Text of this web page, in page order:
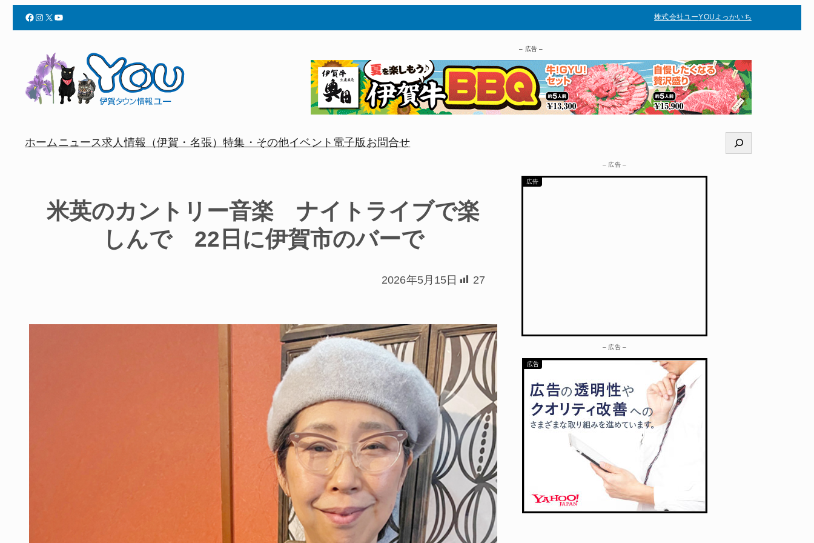
Facebook Instagram X YouTube 株式会社ユーYOUよっかいち
– 広告 –
ホームニュース求人情報（伊賀・名張）特集・その他イベント 電子版 お問合せ
検
索
米英のカントリー音楽 ナイトライブで楽
しんで 22日に伊賀市のバーで
2026年5月15日 27
– 広告 –
– 広告 –